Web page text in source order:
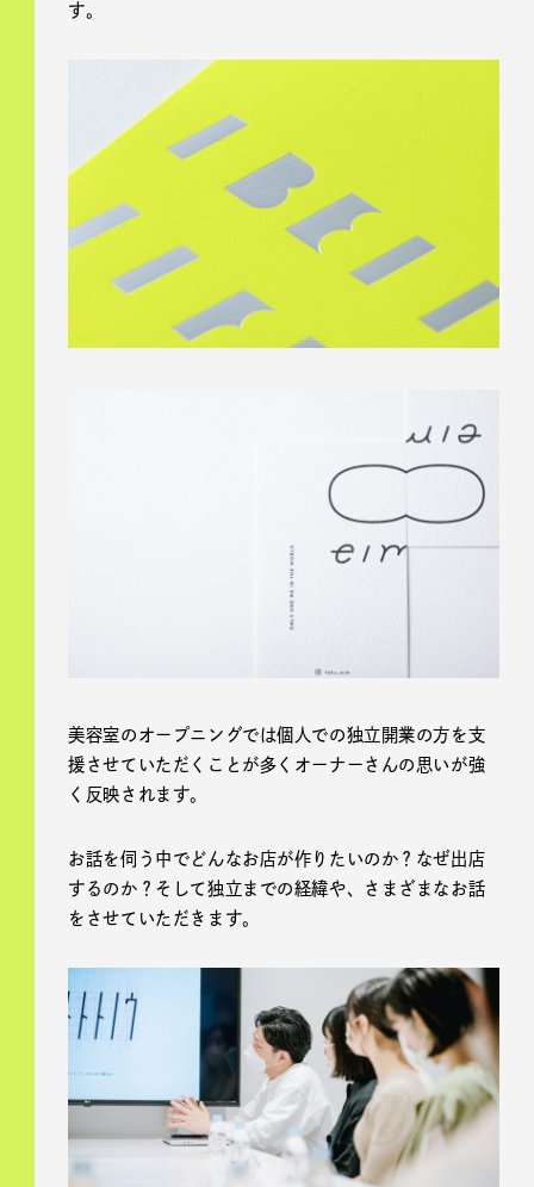
す。
美容室のオープニングでは個人での独立開業の方を支
援させていただくことが多くオーナーさんの思いが強
く反映されます。
お話を伺う中でどんなお店が作りたいのか？なぜ出店
するのか？そして独立までの経緯や、さまざまなお話
をさせていただきます。